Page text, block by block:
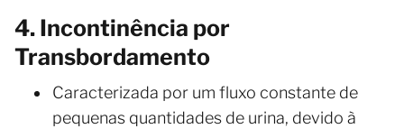
4. Incontinência por
Transbordamento
Caracterizada por um fluxo constante de
pequenas quantidades de urina, devido à